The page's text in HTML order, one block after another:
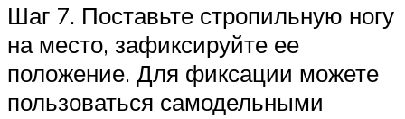
Шаг 7. Поставьте стропильную ногу
на место, зафиксируйте ее
положение. Для фиксации можете
пользоваться самодельными